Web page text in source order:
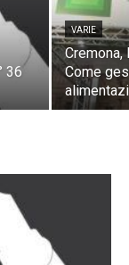
36
VARIE
Come